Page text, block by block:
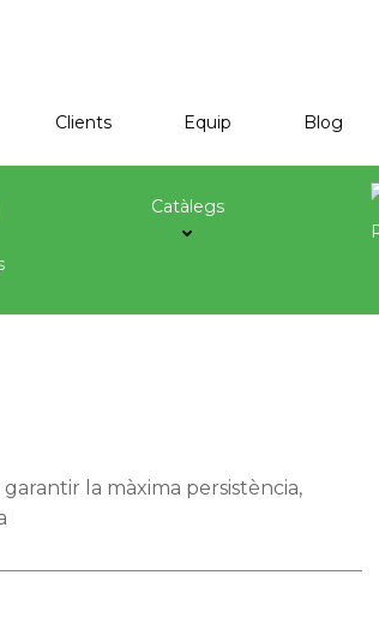
Clients Equip Blog
Catàlegs
la màxima persistència,